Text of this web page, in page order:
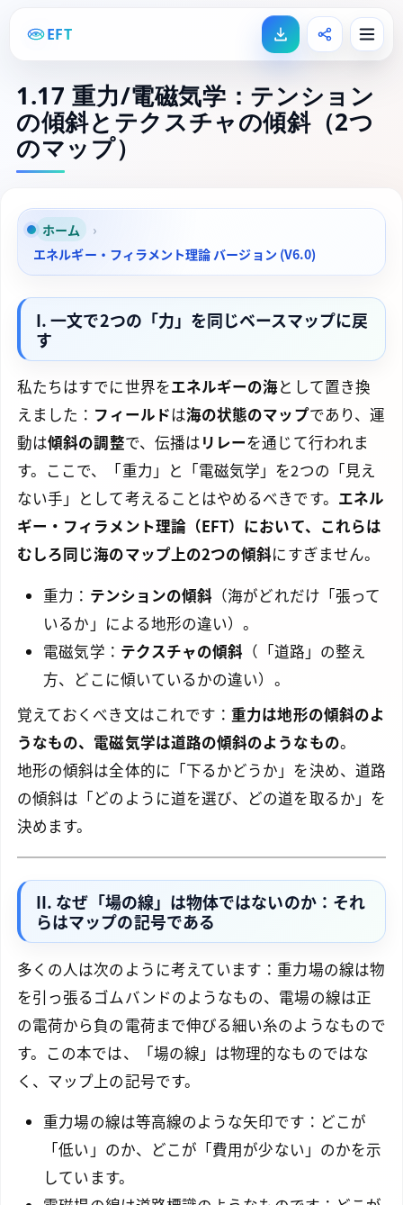
EFT
1.17 重力/電磁気学：テンション
の傾斜とテクスチャの傾斜（2つ
のマップ）
ホーム
›
エネルギー・フィラメント理論 バージョン (V6.0)
I. 一文で2つの「力」を同じベースマップに戻
す
私たちはすでに世界をエネルギーの海として置き換
えました： フィールドは海の状態のマップであり、運
動は傾斜の調整で、伝播はリレーを通じて行われま
す。ここで、「重力」と「電磁気学」を2つの「見え
ない手」として考えることはやめるべきです。 エネル
ギー・フィラメント理論（EFT）において、これらは
むしろ同じ海のマップ上の2つの傾斜にすぎません。
重力： テンションの傾斜 （海がどれだけ「張って
いるか」による地形の違い）。
電磁気学： テクスチャの傾斜 （「道路」の整え
方、どこに傾いているかの違い）。
覚えておくべき文はこれです：重力は地形の傾斜のよ
うなもの、電磁気学は道路の傾斜のようなもの。
地形の傾斜は全体的に「下るかどうか」を決め、道路
の傾斜は「どのように道を選び、どの道を取るか」を
決めます。
II. なぜ「場の線」は物体ではないのか：それ
らはマップの記号である
多くの人は次のように考えています：重力場の線は物
を引っ張るゴムバンドのようなもの、電場の線は正
の電荷から負の電荷まで伸びる細い糸のようなもので
す。この本では、「場の線」は物理的なものではな
く、マップ上の記号です。
重力場の線は等高線のような矢印です：どこが
「低い」のか、どこが「費用が少ない」のかを示
しています。